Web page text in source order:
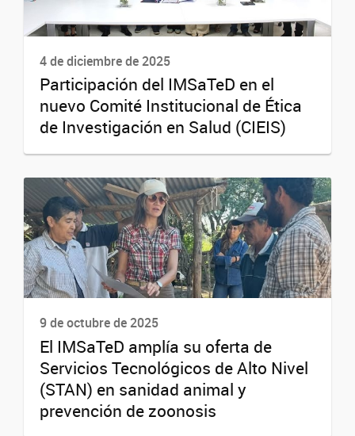
4 de diciembre de 2025
Participación del IMSaTeD en el
nuevo Comité Institucional de Ética
de Investigación en Salud (CIEIS)
9 de octubre de 2025
El IMSaTeD amplía su oferta de
Servicios Tecnológicos de Alto Nivel
(STAN) en sanidad animal y
prevención de zoonosis